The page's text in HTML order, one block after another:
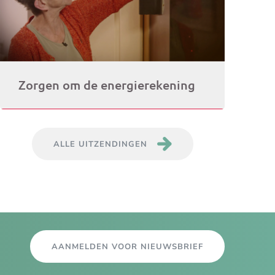
Zorgen om de energierekening
ALLE UITZENDINGEN
AANMELDEN VOOR NIEUWSBRIEF